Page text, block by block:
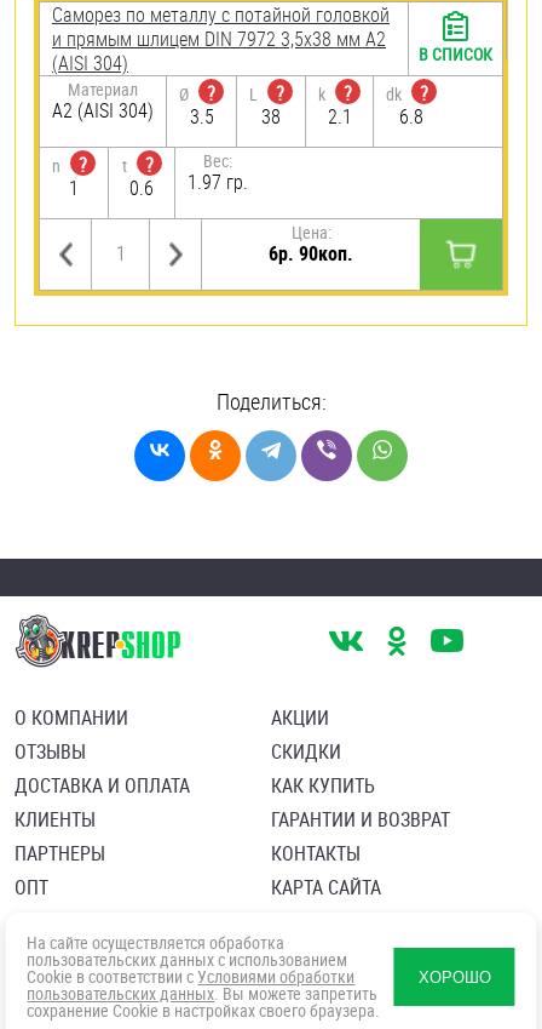
Саморез по металлу с потайной головкой
и прямым шлицем DIN 7972 3,5х38 мм А2
(AISI 304)
Материал
А2 (AISI 304)
Ø
?
3.5
L
?
38
k
?
2.1
dk
?
6.8
n
?
1
t
?
0.6
Вес:
1.97 гр.
Цена:
6р. 90коп.
В СПИСОК
Поделиться:
О КОМПАНИИ
ОТЗЫВЫ
ДОСТАВКА И ОПЛАТА
КЛИЕНТЫ
ПАРТНЕРЫ
ОПТ
АКЦИИ
СКИДКИ
КАК КУПИТЬ
ГАРАНТИИ И ВОЗВРАТ
КОНТАКТЫ
КАРТА САЙТА
Политика в отношении обработки персональных данных
Согласие посетителя сайта на обработку персональных данны
На сайте осуществляется обработка
пользовательских данных с использованием
Cookie в соответствии с Условиями обработки
пользовательских данных. Вы можете запретить
сохранение Cookie в настройках своего браузера.
ХОРОШО